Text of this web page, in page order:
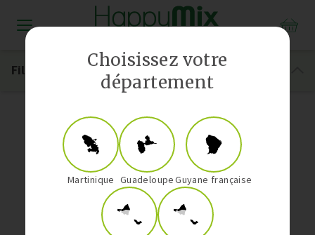
Notre boutique
Nos univers
Filtrer
Choisissez votre
département
Martinique GuadeloupeGuyane française